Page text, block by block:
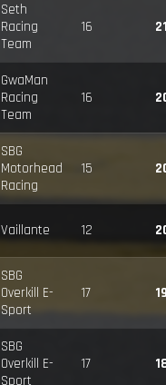
Seth
Racing
Team
16
GwaMan
Racing
Team
16
SBG
Motorhead
Racing
15
Vaillante 12
SBG
Overkill E-
Sport
17
SBG
Overkill E-
Sport
17